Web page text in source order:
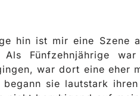
hin ist mir eine
Als Fünfzehnjährige
war dort eine eher
sie lautstark